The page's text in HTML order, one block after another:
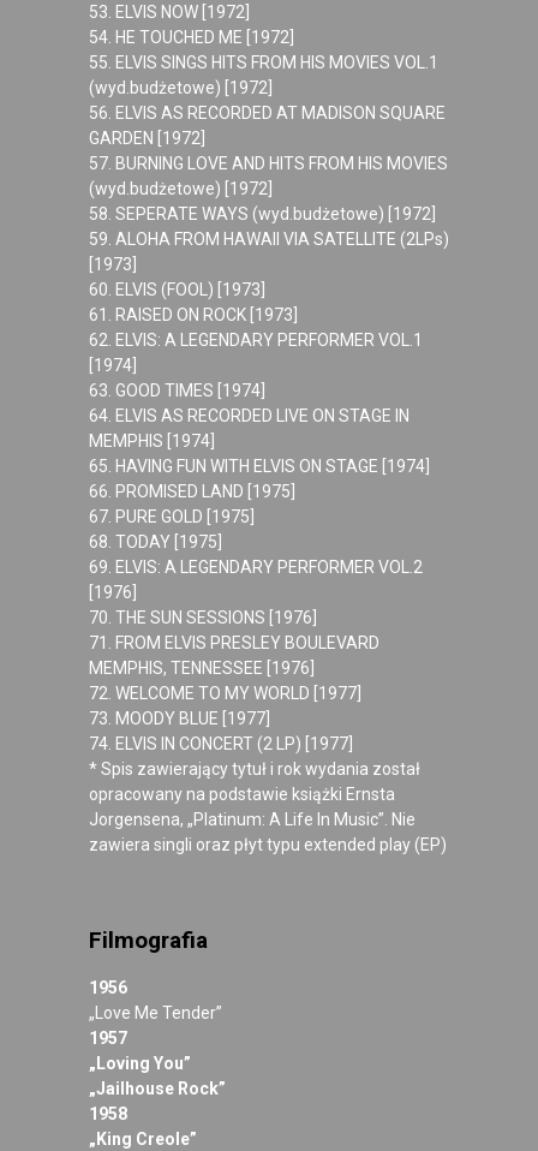
53. ELVIS NOW [1972]
54. HE TOUCHED ME [1972]
55. ELVIS SINGS HITS FROM HIS MOVIES VOL.1
(wyd.budżetowe) [1972]
56. ELVIS AS RECORDED AT MADISON SQUARE
GARDEN [1972]
57. BURNING LOVE AND HITS FROM HIS MOVIES
(wyd.budżetowe) [1972]
58. SEPERATE WAYS (wyd.budżetowe) [1972]
59. ALOHA FROM HAWAII VIA SATELLITE (2LPs)
[1973]
60. ELVIS (FOOL) [1973]
61. RAISED ON ROCK [1973]
62. ELVIS: A LEGENDARY PERFORMER VOL.1
[1974]
63. GOOD TIMES [1974]
64. ELVIS AS RECORDED LIVE ON STAGE IN
MEMPHIS [1974]
65. HAVING FUN WITH ELVIS ON STAGE [1974]
66. PROMISED LAND [1975]
67. PURE GOLD [1975]
68. TODAY [1975]
69. ELVIS: A LEGENDARY PERFORMER VOL.2
[1976]
70. THE SUN SESSIONS [1976]
71. FROM ELVIS PRESLEY BOULEVARD
MEMPHIS, TENNESSEE [1976]
72. WELCOME TO MY WORLD [1977]
73. MOODY BLUE [1977]
74. ELVIS IN CONCERT (2 LP) [1977]
* Spis zawierający tytuł i rok wydania został
opracowany na podstawie książki Ernsta
Jorgensena, „Platinum: A Life In Music”. Nie
zawiera singli oraz płyt typu extended play (EP)
Filmografia
1956
„Love Me Tender”
1957
„Loving You”
„Jailhouse Rock”
1958
„King Creole”